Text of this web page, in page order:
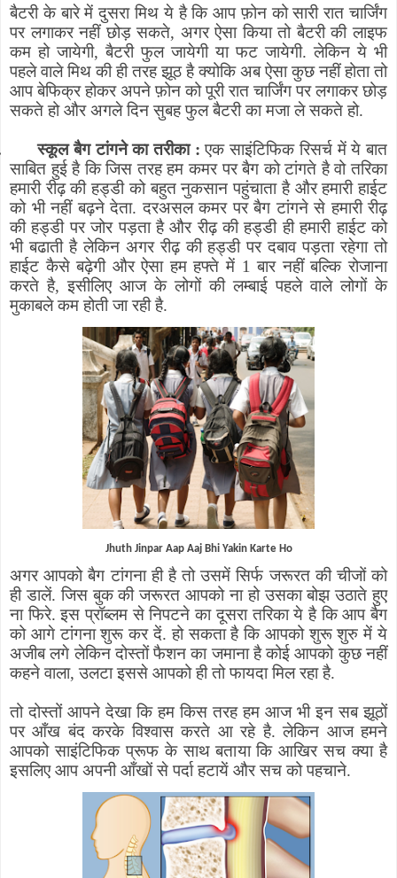
बैटरी के बारे में दुसरा मिथ ये है कि आप फ़ोन को सारी रात चार्जिंग
पर लगाकर नहीं छोड़ सकते, अगर ऐसा किया तो बैटरी की लाइफ
कम हो जायेगी,बैटरी फुल जायेगी या फट जायेगी. लेकिन ये भी
पहले वाले मिथ की ही तरह झूठ है क्योकि अब ऐसा कुछ नहीं होता तो
आप बेफिक्र होकर अपने फ़ोन को पूरी रात चार्जिंग पर लगाकर छोड़
सकते हो और अगले दिन सुबह फुल बैटरी का मजा ले सकते हो.
स्कूल बैग टांगने का तरीका : एक साइंटिफिक रिसर्च में ये बात
साबित हुई है कि जिस तरह हम कमर पर बैग को टांगते है वो तरिका
हमारी रीढ़ की हड्डी को बहुत नुकसान पहुंचाता है और हमारी हाईट
को भी नहीं बढ़ने देता. दरअसल कमर पर बैग टांगने से हमारी रीढ़
की हड्डी पर जोर पड़ता है और रीढ़ की हड्डी ही हमारी हाईट को
भी बढाती है लेकिन अगर रीढ़ की हड्डी पर दबाव पड़ता रहेगा तो
हाईट कैसे बढ़ेगी और ऐसा हम हफ्ते में 1 बार नहीं बल्कि रोजाना
करते है,इसीलिए आज के लोगों की लम्बाई पहले वाले लोगों के
मुकाबले कम होती जा रही है.
Jhuth Jinpar Aap Aaj Bhi Yakin Karte Ho
अगर आपको बैग टांगना ही है तो उसमें सिर्फ जरूरत की चीजों को
ही डालें. जिस बुक की जरूरत आपको ना हो उसका बोझ उठाते हुए
ना फिरे. इस प्रॉब्लम से निपटने का दूसरा तरिका ये है कि आप बैग
को आगे टांगना शुरू कर दें. हो सकता है कि आपको शुरू शुरु में ये
अजीब लगे लेकिन दोस्तों फैशन का जमाना है कोई आपको कुछ नहीं
कहने वाला,उलटा इससे आपको ही तो फायदा मिल रहा है.
तो दोस्तों आपने देखा कि हम किस तरह हम आज भी इन सब झूठों
पर आँख बंद करके विश्वास करते आ रहे है. लेकिन आज हमने
आपको साइंटिफिक प्रूफ के साथ बताया कि आखिर सच क्या है
इसलिए आप अपनी आँखों से पर्दा हटायें और सच को पहचाने.